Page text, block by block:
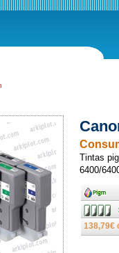
Tintas
6400/
Ancho
Stock
bajo
pedido
138,79€